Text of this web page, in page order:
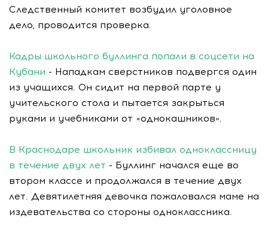
Следственный комитет возбудил уголовное
дело, проводится проверка.
Кадры школьного буллинга попали в соцсети на
Кубани - Нападкам сверстников подвергся один
из учащихся. Он сидит на первой парте у
учительского стола и пытается закрыться
руками и учебниками от «однокашников».
В Краснодаре школьник избивал одноклассницу
в течение двух лет - Буллинг начался еще во
втором классе и продолжался в течение двух
лет. Девятилетняя девочка пожаловался маме на
издевательства со стороны одноклассника.